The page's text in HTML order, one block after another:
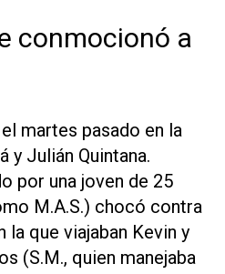
conmocionó a
martes pasado en la
y Julián Quintana.
por una joven de 25
M.A.S.) chocó contra
la que viajaban Kevin y
(S.M., quien manejaba